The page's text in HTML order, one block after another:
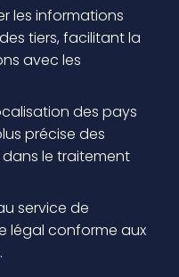
les informations
tiers, facilitant la
avec les
des pays
précise des
le traitement
service de
légal conforme aux